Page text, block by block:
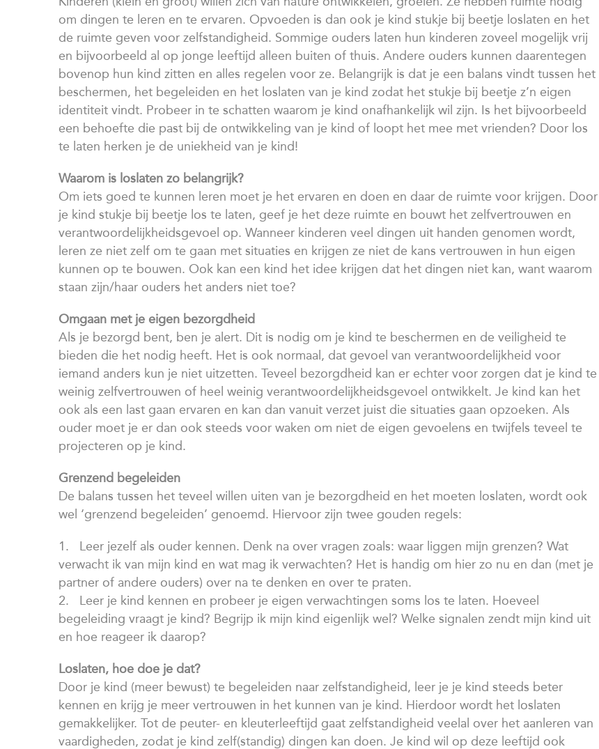
om dingen te leren en te ervaren. Opvoeden is dan ook je kind stukje bij beetje loslaten en het
de ruimte geven voor zelfstandigheid. Sommige ouders laten hun kinderen zoveel mogelijk vrij
en bijvoorbeeld al op jonge leeftijd alleen buiten of thuis. Andere ouders kunnen daarentegen
bovenop hun kind zitten en alles regelen voor ze. Belangrijk is dat je een balans vindt tussen het
beschermen, het begeleiden en het loslaten van je kind zodat het stukje bij beetje z’n eigen
identiteit vindt. Probeer in te schatten waarom je kind onafhankelijk wil zijn. Is het bijvoorbeeld
een behoefte die past bij de ontwikkeling van je kind of loopt het mee met vrienden? Door los
te laten herken je de uniekheid van je kind!
Waarom is loslaten zo belangrijk?
Om iets goed te kunnen leren moet je het ervaren en doen en daar de ruimte voor krijgen. Door
je kind stukje bij beetje los te laten, geef je het deze ruimte en bouwt het zelfvertrouwen en
verantwoordelijkheidsgevoel op. Wanneer kinderen veel dingen uit handen genomen wordt,
leren ze niet zelf om te gaan met situaties en krijgen ze niet de kans vertrouwen in hun eigen
kunnen op te bouwen. Ook kan een kind het idee krijgen dat het dingen niet kan, want waarom
staan zijn/haar ouders het anders niet toe?
Omgaan met je eigen bezorgdheid
Als je bezorgd bent, ben je alert. Dit is nodig om je kind te beschermen en de veiligheid te
bieden die het nodig heeft. Het is ook normaal, dat gevoel van verantwoordelijkheid voor
iemand anders kun je niet uitzetten. Teveel bezorgdheid kan er echter voor zorgen dat je kind te
weinig zelfvertrouwen of heel weinig verantwoordelijkheidsgevoel ontwikkelt. Je kind kan het
ook als een last gaan ervaren en kan dan vanuit verzet juist die situaties gaan opzoeken. Als
ouder moet je er dan ook steeds voor waken om niet de eigen gevoelens en twijfels teveel te
projecteren op je kind.
Grenzend begeleiden
De balans tussen het teveel willen uiten van je bezorgdheid en het moeten loslaten, wordt ook
wel ‘grenzend begeleiden’ genoemd. Hiervoor zijn twee gouden regels:
1. Leer jezelf als ouder kennen. Denk na over vragen zoals: waar liggen mijn grenzen? Wat
verwacht ik van mijn kind en wat mag ik verwachten? Het is handig om hier zo nu en dan (met je
partner of andere ouders) over na te denken en over te praten.
2. Leer je kind kennen en probeer je eigen verwachtingen soms los te laten. Hoeveel
begeleiding vraagt je kind? Begrijp ik mijn kind eigenlijk wel? Welke signalen zendt mijn kind uit
en hoe reageer ik daarop?
Loslaten, hoe doe je dat?
Door je kind (meer bewust) te begeleiden naar zelfstandigheid, leer je je kind steeds beter
kennen en krijg je meer vertrouwen in het kunnen van je kind. Hierdoor wordt het loslaten
gemakkelijker. Tot de peuter- en kleuterleeftijd gaat zelfstandigheid veelal over het aanleren van
vaardigheden, zodat je kind zelf(standig) dingen kan doen. Je kind wil op deze leeftijd ook